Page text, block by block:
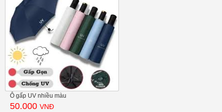
Ô gấp UV nhiều màu
50.000 VNĐ